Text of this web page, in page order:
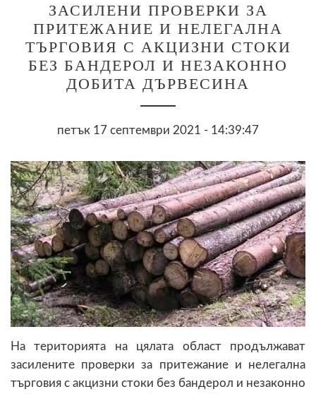
ЗАСИЛЕНИ ПРОВЕРКИ ЗА
ПРИТЕЖАНИЕ И НЕЛЕГАЛНА
ТЪРГОВИЯ С АКЦИЗНИ СТОКИ
БЕЗ БАНДЕРОЛ И НЕЗАКОННО
ДОБИТА ДЪРВЕСИНА
петък 17 септември 2021 - 14:39:47
На територията на цялата област продължават
засилените проверки за притежание и нелегална
търговия с акцизни стоки без бандерол и незаконно